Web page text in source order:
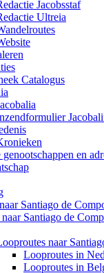
Jacobsstaf
Ultreia
Catalogus
en
Santiago de
Santiago de
naar
Looproutes in
Looproutes in